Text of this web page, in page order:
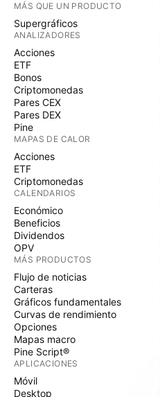
MÁS QUE UN PRODUCTO
Supergráficos
ANALIZADORES
Acciones
ETF
Bonos
Criptomonedas
Pares CEX
Pares DEX
Pine
MAPAS DE CALOR
Acciones
ETF
Criptomonedas
CALENDARIOS
Económico
Beneficios
Dividendos
OPV
MÁS PRODUCTOS
Flujo de noticias
Carteras
Gráficos fundamentales
Curvas de rendimiento
Opciones
Mapas macro
Pine Script®
APLICACIONES
Móvil
Desktop